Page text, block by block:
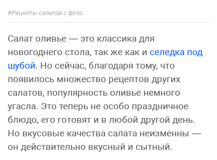
Рецепты салатов с фото
Салат оливье — это классика для
новогоднего стола, так же как и селедка под
шубой. Но сейчас, благодаря тому, что
появилось множество рецептов других
салатов, популярность оливье немного
угасла. Это теперь не особо праздничное
блюдо, его готовят и в любой другой день.
Но вкусовые качества салата неизменны —
он действительно вкусный и сытный.